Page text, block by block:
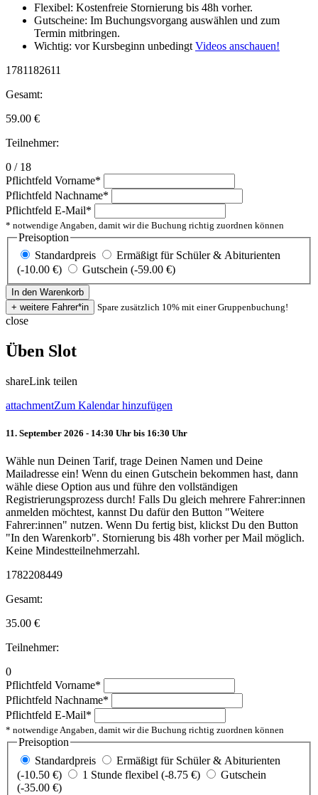
Flexibel: Kostenfreie Stornierung bis 48h vorher.
Gutscheine: Im Buchungsvorgang auswählen und zum
Termin mitbringen.
Wichtig: vor Kursbeginn unbedingt Videos anschauen!
1781182611
Gesamt:
59.00 €
Teilnehmer:
0 / 18
Pflichtfeld Vorname*
Pflichtfeld Nachname*
Pflichtfeld E-Mail*
* notwendige Angaben, damit wir die Buchung richtig zuordnen können
Preisoption
Standardpreis
Ermäßigt für Schüler & Abiturienten
(-10.00 €)
Gutschein (-59.00 €)
Spare zusätzlich 10% mit einer Gruppenbuchung!
close
Üben Slot
shareLink teilen
attachmentZum Kalendar hinzufügen
11. September 2026 - 14:30 Uhr bis 16:30 Uhr
Wähle nun Deinen Tarif, trage Deinen Namen und Deine
Mailadresse ein! Wenn du einen Gutschein bekommen hast, dann
wähle diese Option aus und führe den vollständigen
Registrierungsprozess durch! Falls Du gleich mehrere Fahrer:innen
anmelden möchtest, kannst Du dafür den Button "Weitere
Fahrer:innen" nutzen. Wenn Du fertig bist, klickst Du den Button
"In den Warenkorb". Stornierung bis 48h vorher per Mail möglich.
Keine Mindestteilnehmerzahl.
1782208449
Gesamt:
35.00 €
Teilnehmer:
0
Pflichtfeld Vorname*
Pflichtfeld Nachname*
Pflichtfeld E-Mail*
* notwendige Angaben, damit wir die Buchung richtig zuordnen können
Preisoption
Standardpreis
Ermäßigt für Schüler & Abiturienten
(-10.50 €)
1 Stunde flexibel (-8.75 €)
Gutschein
(-35.00 €)